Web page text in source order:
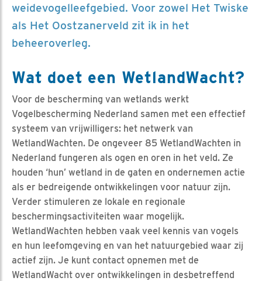
weidevogelleefgebied. Voor zowel Het Twiske
als Het Oostzanerveld zit ik in het
beheeroverleg.
Wat doet een WetlandWacht?
Voor de bescherming van wetlands werkt
Vogelbescherming Nederland samen met een effectief
systeem van vrijwilligers: het netwerk van
WetlandWachten. De ongeveer 85 WetlandWachten in
Nederland fungeren als ogen en oren in het veld. Ze
houden ‘hun’ wetland in de gaten en ondernemen actie
als er bedreigende ontwikkelingen voor natuur zijn.
Verder stimuleren ze lokale en regionale
beschermingsactiviteiten waar mogelijk.
WetlandWachten hebben vaak veel kennis van vogels
en hun leefomgeving en van het natuurgebied waar zij
actief zijn. Je kunt contact opnemen met de
WetlandWacht over ontwikkelingen in desbetreffend